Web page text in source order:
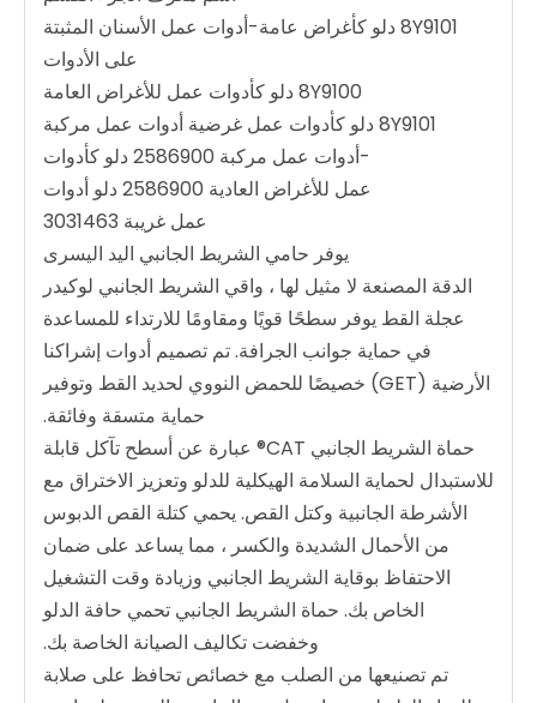
8Y9101 دلو كأغراض عامة-أدوات عمل الأسنان المثبتة
على الأدوات
8Y9100 دلو كأدوات عمل للأغراض العامة
8Y9101 دلو كأدوات عمل غرضية أدوات عمل مركبة
-أدوات عمل مركبة 2586900 دلو كأدوات
عمل للأغراض العادية 2586900 دلو أدوات
عمل غريبة 3031463
يوفر حامي الشريط الجانبي اليد اليسرى
الدقة المصنعة لا مثيل لها ، واقي الشريط الجانبي لوكيدر
عجلة القط يوفر سطحًا قويًا ومقاومًا للارتداء للمساعدة
في حماية جوانب الجرافة. تم تصميم أدوات إشراكنا
الأرضية (GET) خصيصًا للحمض النووي لحديد القط وتوفير
حماية متسقة وفائقة.
حماة الشريط الجانبي CAT® عبارة عن أسطح تآكل قابلة
للاستبدال لحماية السلامة الهيكلية للدلو وتعزيز الاختراق مع
الأشرطة الجانبية وكتل القص. يحمي كتلة القص الدبوس
من الأحمال الشديدة والكسر ، مما يساعد على ضمان
الاحتفاظ بوقاية الشريط الجانبي وزيادة وقت التشغيل
الخاص بك. حماة الشريط الجانبي تحمي حافة الدلو
وخفضت تكاليف الصيانة الخاصة بك.
تم تصنيعها من الصلب مع خصائص تحافظ على صلابة